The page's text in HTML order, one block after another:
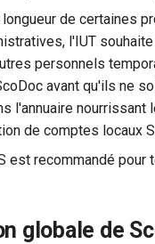
longueur de certaines
l'IUT
personnels
avant qu'ils ne
l'annuaire nourrissant
de comptes locaux
est recommandé pour
globale de